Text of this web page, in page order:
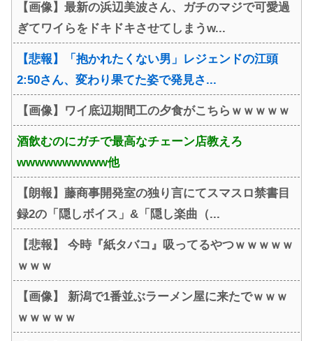
【画像】最新の浜辺美波さん、ガチのマジで可愛過
ぎてワイらをドキドキさせてしまうw...
【悲報】「抱かれたくない男」レジェンドの江頭
2:50さん、変わり果てた姿で発見さ...
【画像】ワイ底辺期間工の夕食がこちらｗｗｗｗｗ
酒飲むのにガチで最高なチェーン店教えろ
wwwwwwwwww他
【朗報】藤商事開発室の独り言にてスマスロ禁書目
録2の「隠しボイス」&「隠し楽曲（...
【悲報】 今時『紙タバコ』吸ってるやつｗｗｗｗｗ
ｗｗｗ
【画像】 新潟で1番並ぶラーメン屋に来たでｗｗｗ
ｗｗｗｗｗ